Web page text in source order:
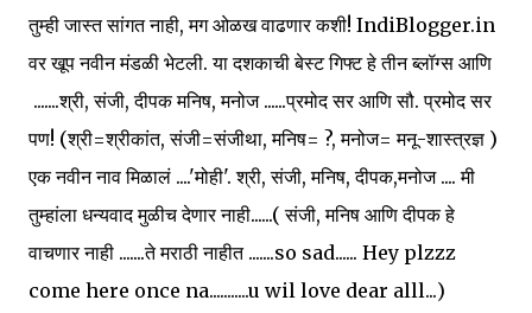
तुम्ही जास्त सांगत नाही, मग ओळख वाढणार कशी! IndiBlogger.in
वर खूप नवीन मंडळी भेटली. या दशकाची बेस्ट गिफ्ट हे तीन ब्लॉग्स आणि
.......श्री, संजी, दीपक मनिष, मनोज ......प्रमोद सर आणि सौ. प्रमोद सर
पण! (श्री=श्रीकांत, संजी=संजीथा, मनिष= ?, मनोज= मनू-शास्त्रज्ञ )
एक नवीन नाव मिळालं ....'मोही'. श्री, संजी, मनिष, दीपक,मनोज .... मी
तुम्हांला धन्यवाद मुळीच देणार नाही......( संजी, मनिष आणि दीपक हे
वाचणार नाही .......ते मराठी नाहीत .......so sad...... Hey plzzz
come here once na...........u wil love dear alll...)